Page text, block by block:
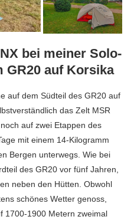
bei meiner Solo-
GR20 auf Korsika
auf dem Südteil des GR20 auf
das Zelt MSR
auf zwei Etappen des
mit einem 14-Kilogramm
Bergen unterwegs. Wie bei
des GR20 vor fünf Jahren,
neben den Hütten. Obwohl
schönes Wetter genoss,
1700-1900 Metern zweimal